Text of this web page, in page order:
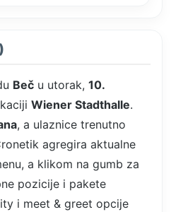
Beč u utorak, 10.
Wiener Stadthalle.
, a ulaznice trenutno
agregira aktualne
a klikom na gumb za
pozicije i pakete
i meet & greet opcije